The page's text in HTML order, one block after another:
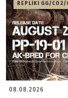
REPLIKI GG/CO2/
08.08.2026